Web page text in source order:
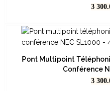
Prix
3
Pont Multipoint
Conférence
Prix
3